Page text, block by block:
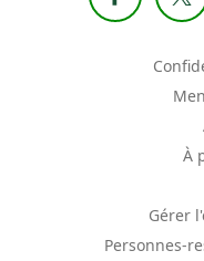
À
Gérer
Personnes-